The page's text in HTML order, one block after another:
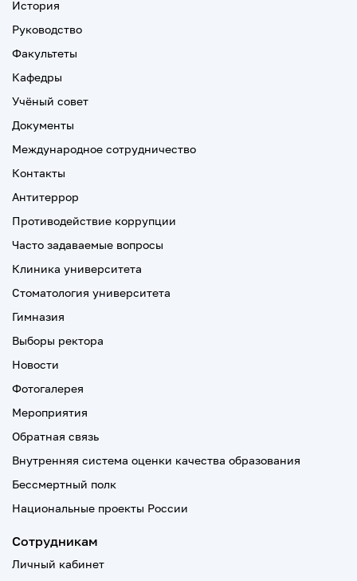
История
Руководство
Факультеты
Кафедры
Учёный совет
Документы
Международное сотрудничество
Контакты
Антитеррор
Противодействие коррупции
Часто задаваемые вопросы
Клиника университета
Стоматология университета
Гимназия
Выборы ректора
Новости
Фотогалерея
Мероприятия
Обратная связь
Внутренняя система оценки качества образования
Бессмертный полк
Национальные проекты России
Сотрудникам
Личный кабинет